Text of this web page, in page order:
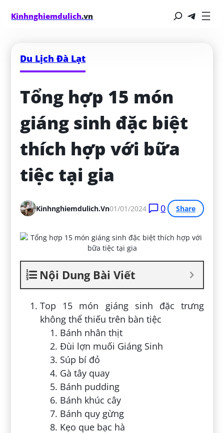
Kinhnghiemdulich.vn
Du Lịch Đà Lạt
Tổng hợp 15 món
giáng sinh đặc biệt
thích hợp với bữa
tiệc tại gia
Kinhnghiemdulich.vn01/01/2024 0 Share
Nội Dung Bài Viết
Top 15 món giáng sinh đặc trưng
không thể thiếu trên bàn tiệc
Bánh nhân thịt
Đùi lợn muối Giáng Sinh
Súp bí đỏ
Gà tây quay
Bánh pudding
Bánh khúc cây
Bánh quy gừng
Kẹo que bạc hà